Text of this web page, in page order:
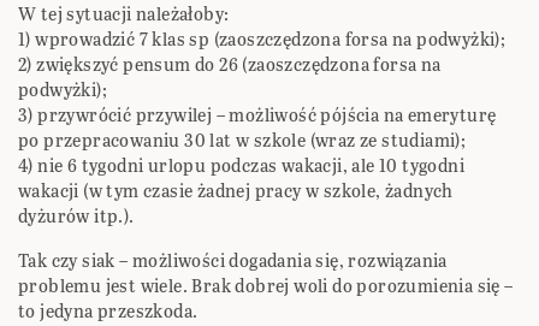
W tej sytuacji należałoby:
1) wprowadzić 7 klas sp (zaoszczędzona forsa na podwyżki);
2) zwiększyć pensum do 26 (zaoszczędzona forsa na
podwyżki);
3) przywrócić przywilej – możliwość pójścia na emeryturę
po przepracowaniu 30 lat w szkole (wraz ze studiami);
4) nie 6 tygodni urlopu podczas wakacji, ale 10 tygodni
wakacji (w tym czasie żadnej pracy w szkole, żadnych
dyżurów itp.).
Tak czy siak – możliwości dogadania się, rozwiązania
problemu jest wiele. Brak dobrej woli do porozumienia się –
to jedyna przeszkoda.